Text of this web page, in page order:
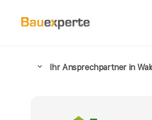
Ihr Ansprechpartner in